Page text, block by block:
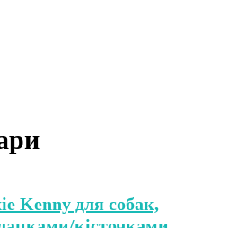
Kenny для собак,